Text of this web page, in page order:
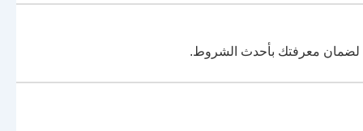
لضمان معرفتك بأحدث الشروط.